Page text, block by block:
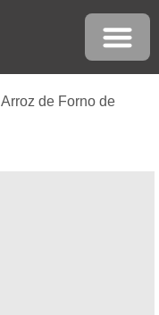
Arroz de Forno de